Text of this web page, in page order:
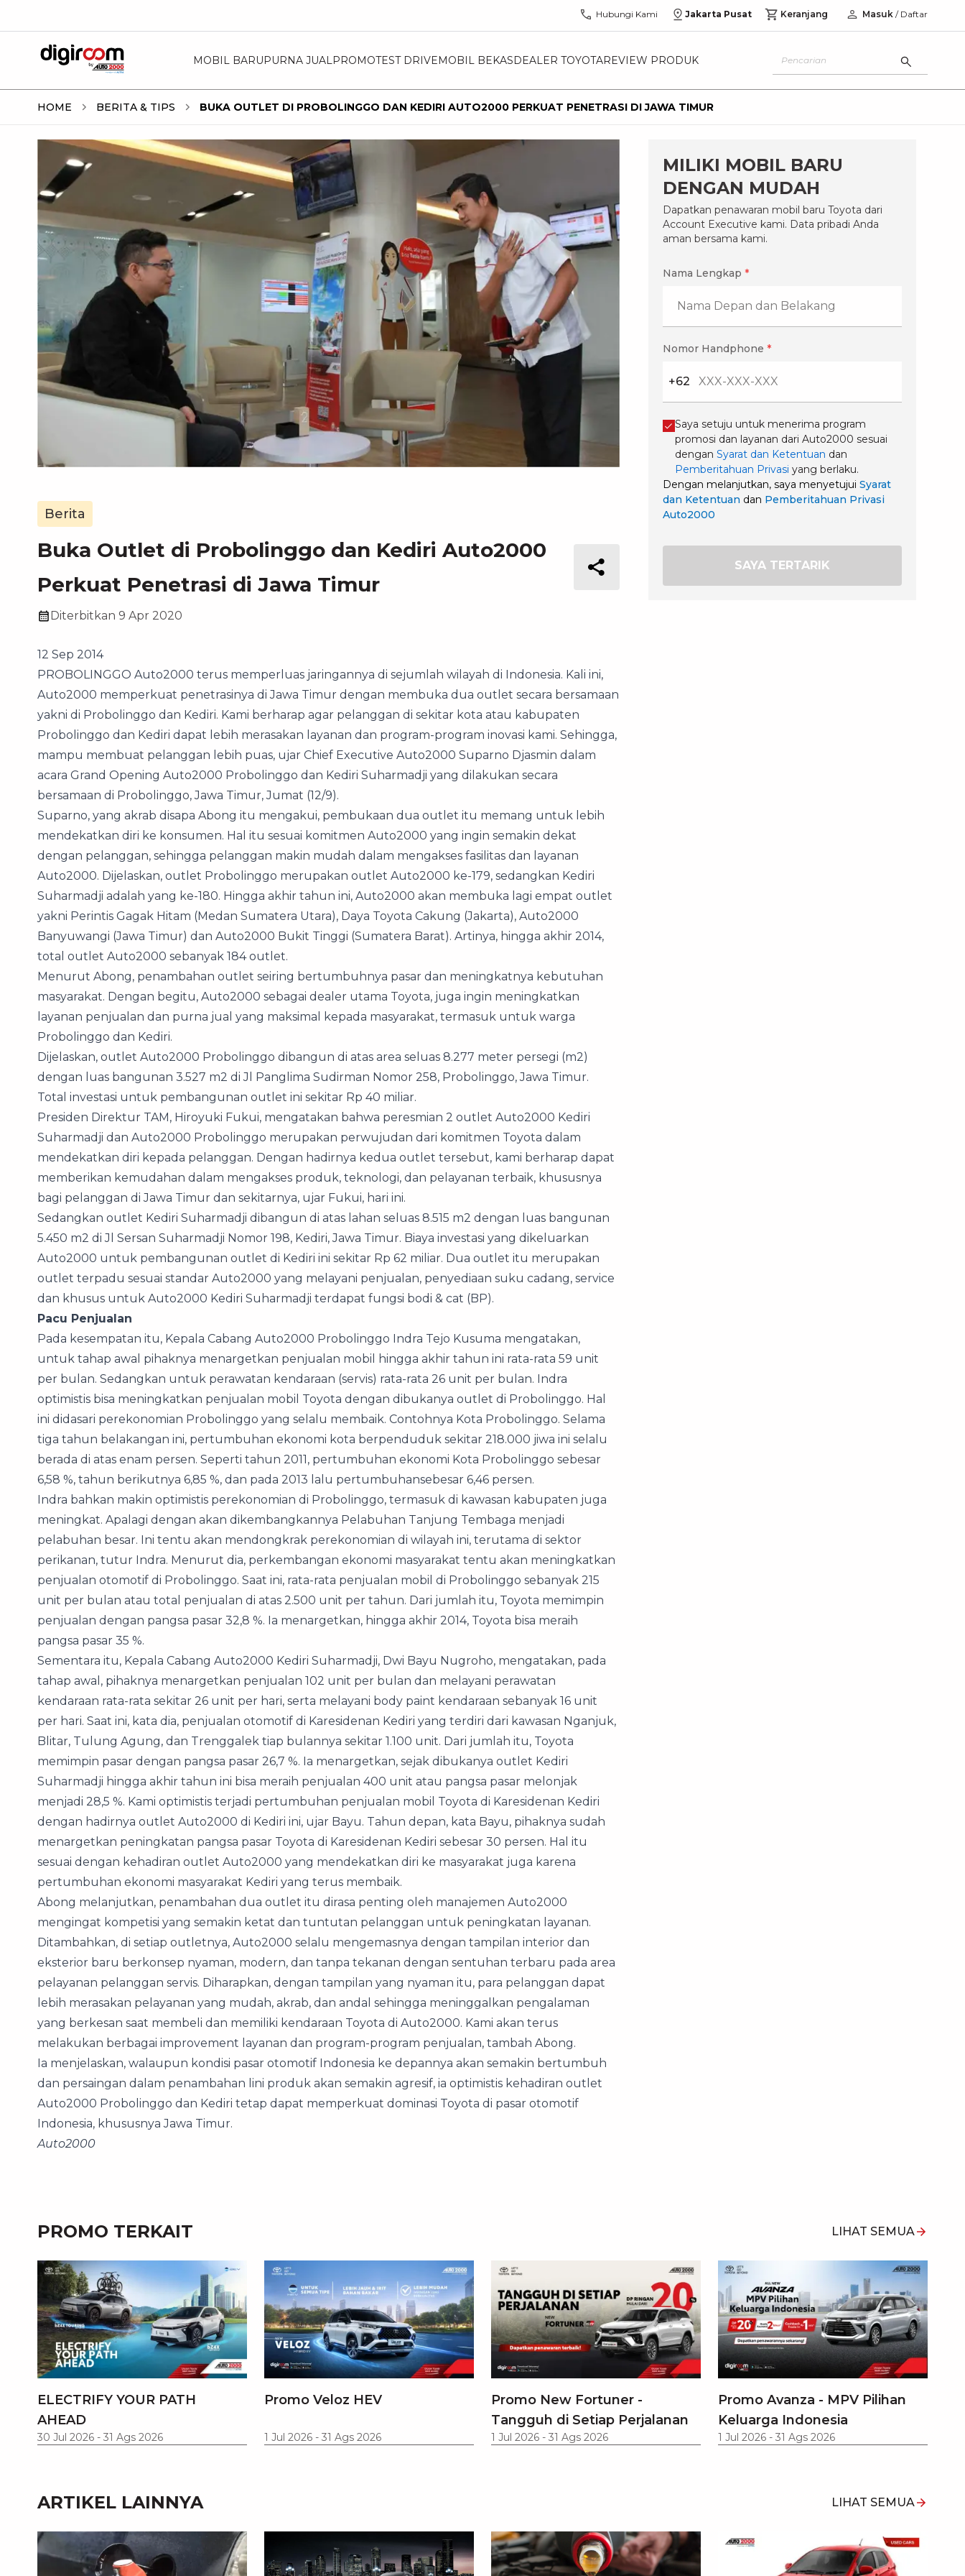
Hubungi Kami Jakarta Pusat Keranjang Masuk / Daftar
MOBIL BARUPURNA JUAL PROMOTEST DRIVEMOBIL BEKASDEALER TOYOTAREVIEW PRODUK
HOME BERITA & TIPS BUKA OUTLET DI PROBOLINGGO DAN KEDIRI AUTO2000 PERKUAT PENETRASI DI JAWA TIMUR
Berita
Buka Outlet di Probolinggo dan Kediri Auto2000
Perkuat Penetrasi di Jawa Timur
Diterbitkan 9 Apr 2020
12 Sep 2014
PROBOLINGGO Auto2000 terus memperluas jaringannya di sejumlah wilayah di Indonesia. Kali ini,
Auto2000 memperkuat penetrasinya di Jawa Timur dengan membuka dua outlet secara bersamaan
yakni di Probolinggo dan Kediri. Kami berharap agar pelanggan di sekitar kota atau kabupaten
Probolinggo dan Kediri dapat lebih merasakan layanan dan program-program inovasi kami. Sehingga,
mampu membuat pelanggan lebih puas, ujar Chief Executive Auto2000 Suparno Djasmin dalam
acara Grand Opening Auto2000 Probolinggo dan Kediri Suharmadji yang dilakukan secara
bersamaan di Probolinggo, Jawa Timur, Jumat (12/9).
Suparno, yang akrab disapa Abong itu mengakui, pembukaan dua outlet itu memang untuk lebih
mendekatkan diri ke konsumen. Hal itu sesuai komitmen Auto2000 yang ingin semakin dekat
dengan pelanggan, sehingga pelanggan makin mudah dalam mengakses fasilitas dan layanan
Auto2000. Dijelaskan, outlet Probolinggo merupakan outlet Auto2000 ke-179, sedangkan Kediri
Suharmadji adalah yang ke-180. Hingga akhir tahun ini, Auto2000 akan membuka lagi empat outlet
yakni Perintis Gagak Hitam (Medan Sumatera Utara), Daya Toyota Cakung (Jakarta), Auto2000
Banyuwangi (Jawa Timur) dan Auto2000 Bukit Tinggi (Sumatera Barat). Artinya, hingga akhir 2014,
total outlet Auto2000 sebanyak 184 outlet.
Menurut Abong, penambahan outlet seiring bertumbuhnya pasar dan meningkatnya kebutuhan
masyarakat. Dengan begitu, Auto2000 sebagai dealer utama Toyota, juga ingin meningkatkan
layanan penjualan dan purna jual yang maksimal kepada masyarakat, termasuk untuk warga
Probolinggo dan Kediri.
Dijelaskan, outlet Auto2000 Probolinggo dibangun di atas area seluas 8.277 meter persegi (m2)
dengan luas bangunan 3.527 m2 di Jl Panglima Sudirman Nomor 258, Probolinggo, Jawa Timur.
Total investasi untuk pembangunan outlet ini sekitar Rp 40 miliar.
Presiden Direktur TAM, Hiroyuki Fukui, mengatakan bahwa peresmian 2 outlet Auto2000 Kediri
Suharmadji dan Auto2000 Probolinggo merupakan perwujudan dari komitmen Toyota dalam
mendekatkan diri kepada pelanggan. Dengan hadirnya kedua outlet tersebut, kami berharap dapat
memberikan kemudahan dalam mengakses produk, teknologi, dan pelayanan terbaik, khususnya
bagi pelanggan di Jawa Timur dan sekitarnya, ujar Fukui, hari ini.
Sedangkan outlet Kediri Suharmadji dibangun di atas lahan seluas 8.515 m2 dengan luas bangunan
5.450 m2 di Jl Sersan Suharmadji Nomor 198, Kediri, Jawa Timur. Biaya investasi yang dikeluarkan
Auto2000 untuk pembangunan outlet di Kediri ini sekitar Rp 62 miliar. Dua outlet itu merupakan
outlet terpadu sesuai standar Auto2000 yang melayani penjualan, penyediaan suku cadang, service
dan khusus untuk Auto2000 Kediri Suharmadji terdapat fungsi bodi & cat (BP).
Pacu Penjualan
Pada kesempatan itu, Kepala Cabang Auto2000 Probolinggo Indra Tejo Kusuma mengatakan,
untuk tahap awal pihaknya menargetkan penjualan mobil hingga akhir tahun ini rata-rata 59 unit
per bulan. Sedangkan untuk perawatan kendaraan (servis) rata-rata 26 unit per bulan. Indra
optimistis bisa meningkatkan penjualan mobil Toyota dengan dibukanya outlet di Probolinggo. Hal
ini didasari perekonomian Probolinggo yang selalu membaik. Contohnya Kota Probolinggo. Selama
tiga tahun belakangan ini, pertumbuhan ekonomi kota berpenduduk sekitar 218.000 jiwa ini selalu
berada di atas enam persen. Seperti tahun 2011, pertumbuhan ekonomi Kota Probolinggo sebesar
6,58 %, tahun berikutnya 6,85 %, dan pada 2013 lalu pertumbuhansebesar 6,46 persen.
Indra bahkan makin optimistis perekonomian di Probolinggo, termasuk di kawasan kabupaten juga
meningkat. Apalagi dengan akan dikembangkannya Pelabuhan Tanjung Tembaga menjadi
pelabuhan besar. Ini tentu akan mendongkrak perekonomian di wilayah ini, terutama di sektor
perikanan, tutur Indra. Menurut dia, perkembangan ekonomi masyarakat tentu akan meningkatkan
penjualan otomotif di Probolinggo. Saat ini, rata-rata penjualan mobil di Probolinggo sebanyak 215
unit per bulan atau total penjualan di atas 2.500 unit per tahun. Dari jumlah itu, Toyota memimpin
penjualan dengan pangsa pasar 32,8 %. Ia menargetkan, hingga akhir 2014, Toyota bisa meraih
pangsa pasar 35 %.
Sementara itu, Kepala Cabang Auto2000 Kediri Suharmadji, Dwi Bayu Nugroho, mengatakan, pada
tahap awal, pihaknya menargetkan penjualan 102 unit per bulan dan melayani perawatan
kendaraan rata-rata sekitar 26 unit per hari, serta melayani body paint kendaraan sebanyak 16 unit
per hari. Saat ini, kata dia, penjualan otomotif di Karesidenan Kediri yang terdiri dari kawasan Nganjuk,
Blitar, Tulung Agung, dan Trenggalek tiap bulannya sekitar 1.100 unit. Dari jumlah itu, Toyota
memimpin pasar dengan pangsa pasar 26,7 %. Ia menargetkan, sejak dibukanya outlet Kediri
Suharmadji hingga akhir tahun ini bisa meraih penjualan 400 unit atau pangsa pasar melonjak
menjadi 28,5 %. Kami optimistis terjadi pertumbuhan penjualan mobil Toyota di Karesidenan Kediri
dengan hadirnya outlet Auto2000 di Kediri ini, ujar Bayu. Tahun depan, kata Bayu, pihaknya sudah
menargetkan peningkatan pangsa pasar Toyota di Karesidenan Kediri sebesar 30 persen. Hal itu
sesuai dengan kehadiran outlet Auto2000 yang mendekatkan diri ke masyarakat juga karena
pertumbuhan ekonomi masyarakat Kediri yang terus membaik.
Abong melanjutkan, penambahan dua outlet itu dirasa penting oleh manajemen Auto2000
mengingat kompetisi yang semakin ketat dan tuntutan pelanggan untuk peningkatan layanan.
Ditambahkan, di setiap outletnya, Auto2000 selalu mengemasnya dengan tampilan interior dan
eksterior baru berkonsep nyaman, modern, dan tanpa tekanan dengan sentuhan terbaru pada area
pelayanan pelanggan servis. Diharapkan, dengan tampilan yang nyaman itu, para pelanggan dapat
lebih merasakan pelayanan yang mudah, akrab, dan andal sehingga meninggalkan pengalaman
yang berkesan saat membeli dan memiliki kendaraan Toyota di Auto2000. Kami akan terus
melakukan berbagai improvement layanan dan program-program penjualan, tambah Abong.
Ia menjelaskan, walaupun kondisi pasar otomotif Indonesia ke depannya akan semakin bertumbuh
dan persaingan dalam penambahan lini produk akan semakin agresif, ia optimistis kehadiran outlet
Auto2000 Probolinggo dan Kediri tetap dapat memperkuat dominasi Toyota di pasar otomotif
Indonesia, khususnya Jawa Timur.
Auto2000
MILIKI MOBIL BARU
DENGAN MUDAH
Dapatkan penawaran mobil baru Toyota dari
Account Executive kami. Data pribadi Anda
aman bersama kami.
Nama Lengkap *
Nomor Handphone *
+62
Saya setuju untuk menerima program
promosi dan layanan dari Auto2000 sesuai
dengan Syarat dan Ketentuan dan
Pemberitahuan Privasi yang berlaku.
Dengan melanjutkan, saya menyetujui Syarat
dan Ketentuan dan Pemberitahuan Privasi
Auto2000
SAYA TERTARIK
PROMO TERKAIT LIHAT SEMUA
ELECTRIFY YOUR PATH
AHEAD
30 Jul 2026 - 31 Ags 2026
Promo Veloz HEV
1 Jul 2026 - 31 Ags 2026
Promo New Fortuner -
Tangguh di Setiap Perjalanan
1 Jul 2026 - 31 Ags 2026
Promo Avanza - MPV Pilihan
Keluarga Indonesia
1 Jul 2026 - 31 Ags 2026
ARTIKEL LAINNYA LIHAT SEMUA